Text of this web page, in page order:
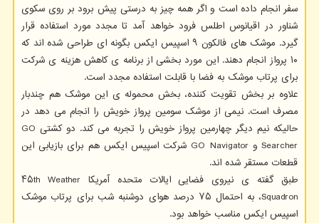
سفر انجام داده است و اگر همه چیز به درستی پیش برود بر روی سکوی
شناور در اقیانوس اطلس فرود خواهد آمد تا مجدد مورد استفاده قرار
گیرد. موشک های فالکون ۹ اسپیس ایکس بگونه ای طراحی شده اند که
۱۰ پرواز انجام دهند. این مورد بخشی از برنامه ی کاهش هزینه ی شرکت
برای پرتاب موشک به فضا با قابلت استفاده مجدد است.
علاوه بر بخش تقویت کننده، بخش محموله ی این موشک هم چندبار
مصرف است. نیمی از موشک سومین پرواز خویش را انجام می دهد در
حالیکه نیم دیگر چهارمین پرواز خویش را تجربه می کند. دو کشتی GO
Searcher و GO Navigator شرکت اسپیس ایکس هم برای بازیابی این
قطعات مستقر شده اند.
طبق گفته ی نیروی فضایی ایالات متحده آمریکا ۴۵th Weather
Squadron، به احتمال ۷۵ درصد هوای دوشنبه شب برای پرتاب موشک
اسپیس ایکس مناسب خواهد بود.